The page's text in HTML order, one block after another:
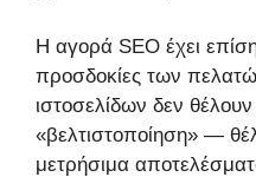
Η αγορά SEO έχει
προσδοκίες των
ιστοσελίδων δεν
«βελτιστοποίηση» —
μετρήσιμα